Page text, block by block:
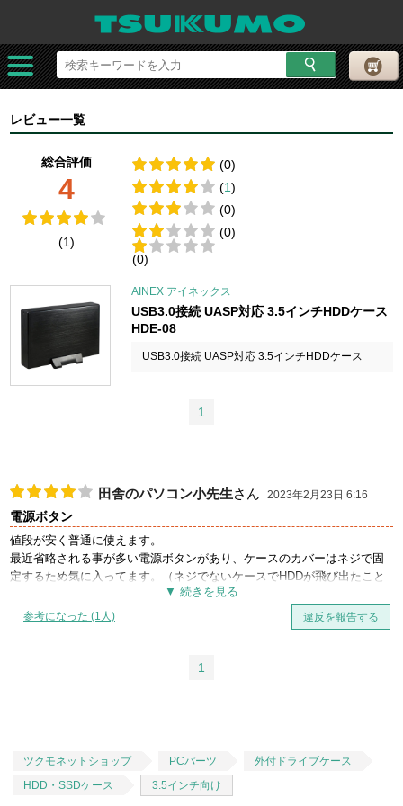
レビュー一覧
総合評価
4
(1)
(0)
(1)
(0)
(0)
(0)
AINEX アイネックス
USB3.0接続 UASP対応 3.5インチHDDケース
HDE-08
USB3.0接続 UASP対応 3.5インチHDDケース
1
田舎のパソコン小先生さん 2023年2月23日 6:16
電源ボタン
値段が安く普通に使えます。
最近省略される事が多い電源ボタンがあり、ケースのカバーはネジで固
定するため気に入ってます。（ネジでないケースでHDDが飛び出たこと
ただ、HDDを左右に止めるの樹脂板がちゃちで多少不安になりますが、
参考になった (1人) 違反を報告する
1
ツクモネットショップ PCパーツ
外付ドライブケース
HDD・SSDケース
3.5インチ向け